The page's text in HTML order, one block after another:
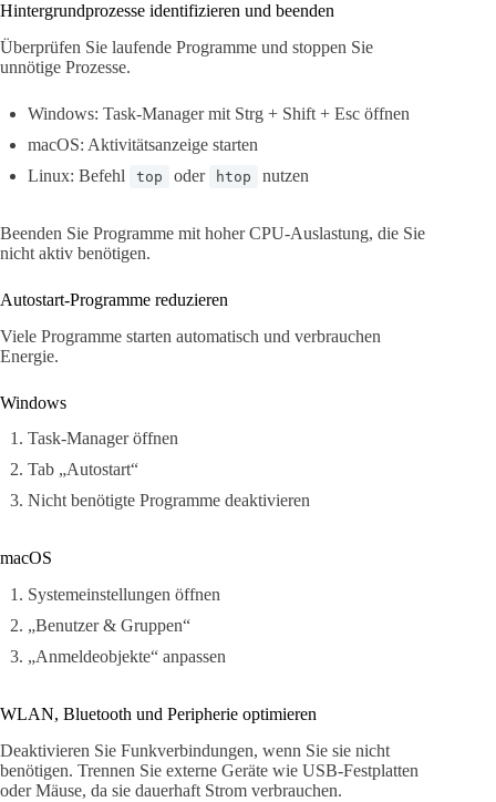
Hintergrundprozesse identifizieren und beenden
Überprüfen Sie laufende Programme und stoppen Sie
unnötige Prozesse.
Windows: Task-Manager mit Strg + Shift + Esc öffnen
macOS: Aktivitätsanzeige starten
Linux: Befehl
top oder htop nutzen
Beenden Sie Programme mit hoher CPU-Auslastung, die Sie
nicht aktiv benötigen.
Autostart-Programme reduzieren
Viele Programme starten automatisch und verbrauchen
Energie.
Windows
Task-Manager öffnen
Tab „Autostart“
Nicht benötigte Programme deaktivieren
macOS
Systemeinstellungen öffnen
„Benutzer & Gruppen“
„Anmeldeobjekte“ anpassen
WLAN, Bluetooth und Peripherie optimieren
Deaktivieren Sie Funkverbindungen, wenn Sie sie nicht
benötigen. Trennen Sie externe Geräte wie USB-Festplatten
oder Mäuse, da sie dauerhaft Strom verbrauchen.